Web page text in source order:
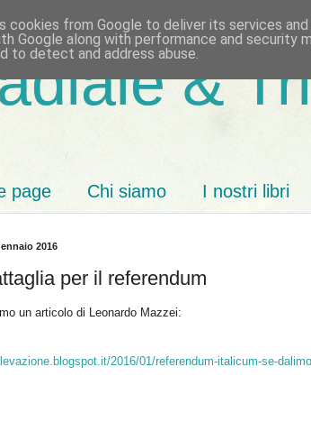
&
page Chi siamo I nostri libri
2016
per il referendum
un articolo di Leonardo Mazzei:
2016/01/referendum-italicum-se-
cookies from Google to deliver its services
Google along with performance and security
to detect and address abuse.